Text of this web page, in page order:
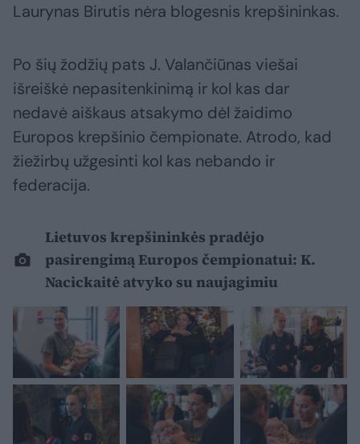
Laurynas Birutis nėra blogesnis krepšininkas.
Po šių žodžių pats J. Valančiūnas viešai
išreiškė nepasitenkinimą ir kol kas dar
nedavė aiškaus atsakymo dėl žaidimo
Europos krepšinio čempionate. Atrodo, kad
žiežirbų užgesinti kol kas nebando ir
federacija.
Lietuvos krepšininkės pradėjo
pasirengimą Europos čempionatui: K.
Nacickaitė atvyko su naujagimiu